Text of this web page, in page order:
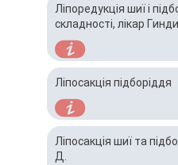
Ліпоредукція шиї і
складності, лікар
Ліпосакція підборіддя
Ліпосакція шиї та
Д.